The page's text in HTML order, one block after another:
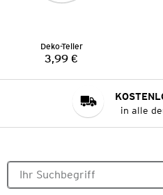
Deko-Teller
Preis:
3,99 €
in alle